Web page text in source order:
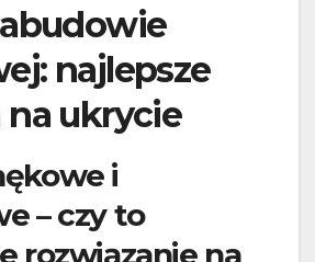
najlepsze
na ukrycie
i
– czy to